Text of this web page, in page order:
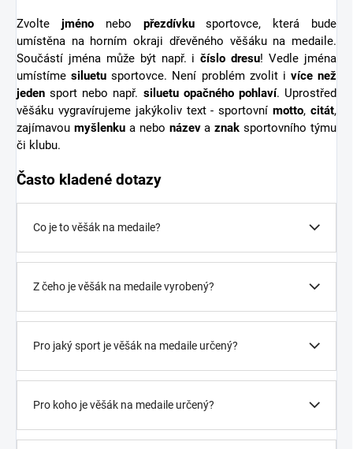
Zvolte jménonebo přezdívkusportovce, která bude
umístěna na horním okraji dřevěného věšáku na medaile.
Součástí jména může být např. ičíslo dresu! Vedle jména
umístímesiluetu sportovce. Není problém zvolit i více než
jeden sport nebo např. siluetu opačného pohlaví. Uprostřed
věšáku vygravírujeme jakýkoliv text - sportovnímotto,citát,
zajímavou myšlenkua nebo názevaznak sportovního týmu
či klubu.
Často kladené dotazy
Co je to věšák na medaile?
Z čeho je věšák na medaile vyrobený?
Pro jaký sport je věšák na medaile určený?
Pro koho je věšák na medaile určený?